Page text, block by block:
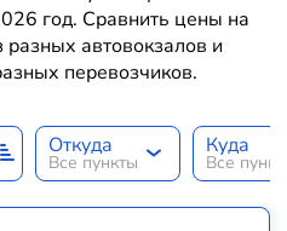
год. Сравнить цены на
автовокзалов и
перевозчиков.
Откуда
Все пункты
Куда
Все